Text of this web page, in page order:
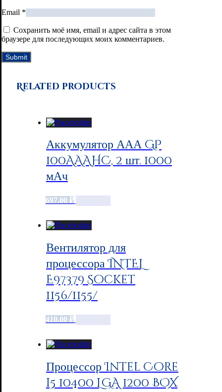
Email *
Сохранить моё имя, email и адрес сайта в этом
браузере для последующих моих комментариев.
Related products
Аккумулятор ААА GP
100AAAHC, 2 шт. 1000
мАч
697.00 ₽
Вентилятор для
процессора INTEL
E97379 Socket
1156/1155/
410.00 ₽
Процессор Intel Core
i5 10400 LGA 1200 BOX